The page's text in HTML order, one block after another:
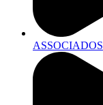
ASSOCIADOS